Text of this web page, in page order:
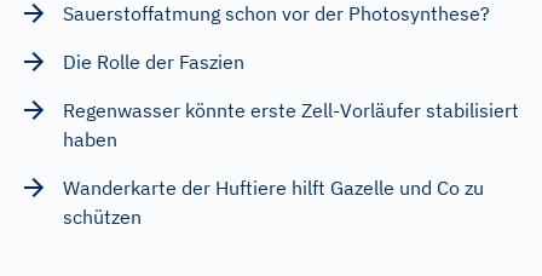
Sauerstoffatmung schon vor der Photosynthese?
Die Rolle der Faszien
Regenwasser könnte erste Zell-Vorläufer stabilisiert
haben
Wanderkarte der Huftiere hilft Gazelle und Co zu
schützen